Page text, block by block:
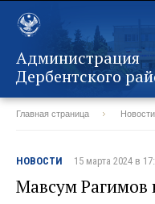
Администрация
Дербентского
Главная страница Новости
НОВОСТИ 15 марта 2024 в
Мавсум Рагимов